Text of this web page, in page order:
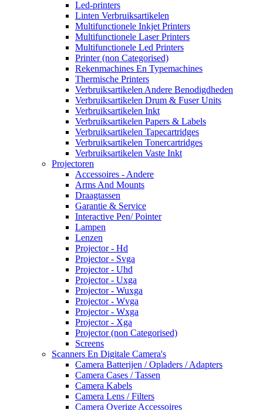
Led-printers
Linten Verbruiksartikelen
Multifunctionele Inkjet Printers
Multifunctionele Laser Printers
Multifunctionele Led Printers
Printer (non Categorised)
Rekenmachines En Typemachines
Thermische Printers
Verbruiksartikelen Andere Benodigdheden
Verbruiksartikelen Drum & Fuser Units
Verbruiksartikelen Inkt
Verbruiksartikelen Papers & Labels
Verbruiksartikelen Tapecartridges
Verbruiksartikelen Tonercartridges
Verbruiksartikelen Vaste Inkt
Projectoren
Accessoires - Andere
Arms And Mounts
Draagtassen
Garantie & Service
Interactive Pen/ Pointer
Lampen
Lenzen
Projector - Hd
Projector - Svga
Projector - Uhd
Projector - Uxga
Projector - Wuxga
Projector - Wvga
Projector - Wxga
Projector - Xga
Projector (non Categorised)
Screens
Scanners En Digitale Camera's
Camera Batterijen / Opladers / Adapters
Camera Cases / Tassen
Camera Kabels
Camera Lens / Filters
Camera Overige Accessoires